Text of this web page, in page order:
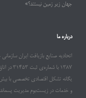
جهان زیر زمین نیستند؟»
درباره ما
اتحادیه صنایع بازیافت ایران
۱۳۸۷
و خدمات در زیست‌بوم مدیریت